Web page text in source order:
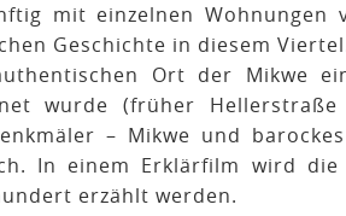
mit einzelnen Wohnungen
Geschichte in diesem
Ort der Mikwe
wurde (früher
– Mikwe und
In einem Erklärfilm wird
erzählt werden.